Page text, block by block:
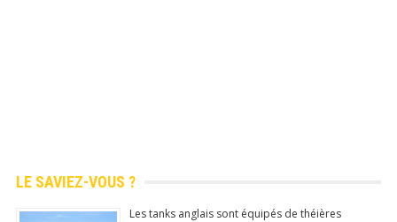
LE SAVIEZ-VOUS ?
Les tanks anglais sont équipés de théières